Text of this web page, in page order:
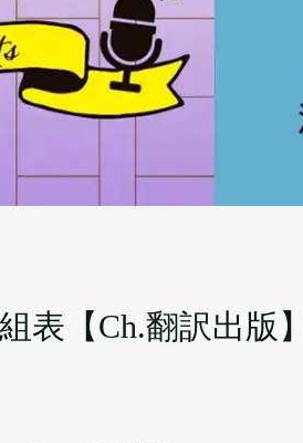
表【Ch.翻訳出版】